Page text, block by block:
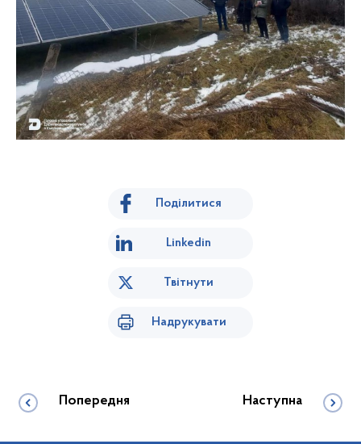
Поділитися
Linkedin
Твітнути
Надрукувати
Попередня Наступна